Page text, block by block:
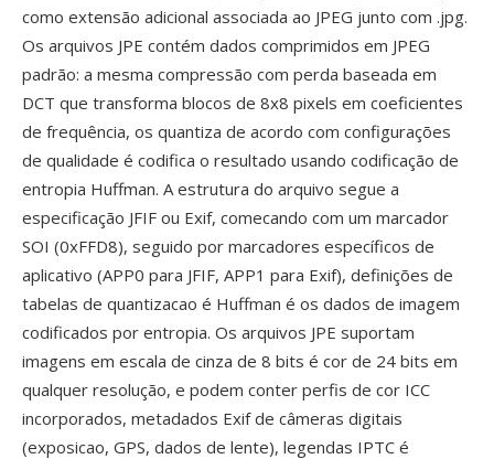
como extensão adicional associada ao JPEG junto com .jpg.
Os arquivos JPE contém dados comprimidos em JPEG
padrão: a mesma compressão com perda baseada em
DCT que transforma blocos de 8x8 pixels em coeficientes
de frequência, os quantiza de acordo com configurações
de qualidade é codifica o resultado usando codificação de
entropia Huffman. A estrutura do arquivo segue a
especificação JFIF ou Exif, comecando com um marcador
SOI (0xFFD8), seguido por marcadores específicos de
aplicativo (APP0 para JFIF, APP1 para Exif), definições de
tabelas de quantizacao é Huffman é os dados de imagem
codificados por entropia. Os arquivos JPE suportam
imagens em escala de cinza de 8 bits é cor de 24 bits em
qualquer resolução, e podem conter perfis de cor ICC
incorporados, metadados Exif de câmeras digitais
(exposicao, GPS, dados de lente), legendas IPTC é